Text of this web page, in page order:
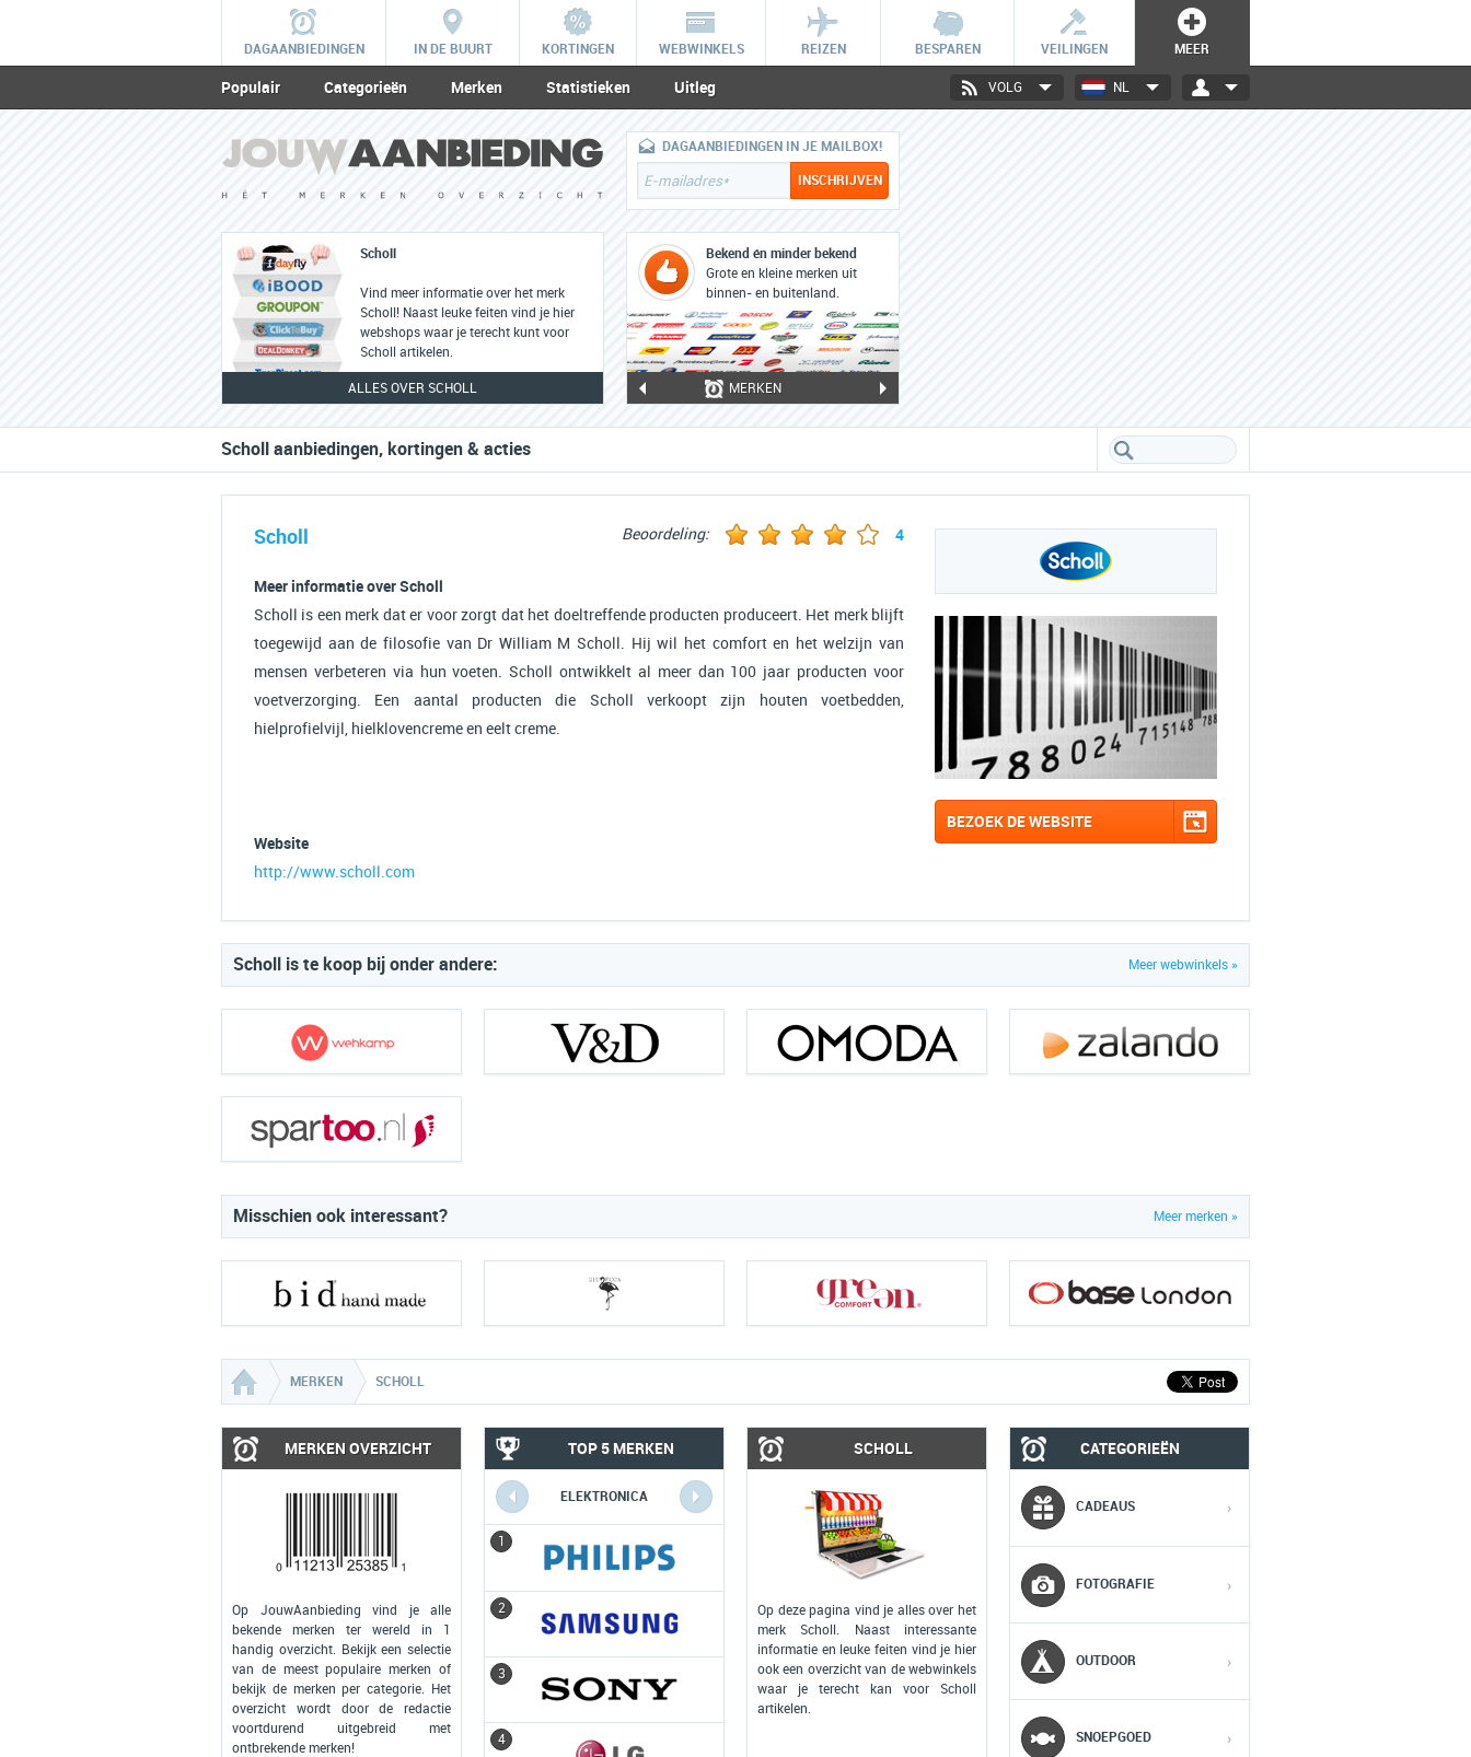
DAGAANBIEDINGEN IN DE BUURT KORTINGEN WEBWINKELS REIZEN BESPAREN VEILINGEN MEER
Populair Categorieën Merken Statistieken Uitleg NL
VOLG
Scholl
Vind meer informatie over het merk
Scholl! Naast leuke feiten vind je hier
webshops waar je terecht kunt voor
Scholl artikelen.
ALLES OVER SCHOLL
DAGAANBIEDINGEN IN JE MAILBOX!
Bekend én minder bekend
Grote en kleine merken uit
binnen- en buitenland.
MERKEN
Scholl aanbiedingen, kortingen & acties
Scholl Beoordeling: 4
Meer informatie over Scholl
Scholl is een merk dat er voor zorgt dat het doeltreffende producten produceert. Het merk blijft
toegewijd aan de filosofie van Dr William M Scholl. Hij wil het comfort en het welzijn van
mensen verbeteren via hun voeten. Scholl ontwikkelt al meer dan 100 jaar producten voor
voetverzorging. Een aantal producten die Scholl verkoopt zijn houten voetbedden,
hielprofielvijl, hielklovencreme en eelt creme.
Website
http://www.scholl.com
BEZOEK DE WEBSITE
Meer webwinkels »
Scholl is te koop bij onder andere:
Meer merken »
Misschien ook interessant?
MERKEN SCHOLL
MERKEN OVERZICHT
Op JouwAanbieding vind je alle
bekende merken ter wereld in 1
handig overzicht. Bekijk een selectie
van de meest populaire merken of
bekijk de merken per categorie. Het
overzicht wordt door de redactie
voortdurend uitgebreid met
ontbrekende merken!
TOP 5 MERKEN
ELEKTRONICA
1
2
3
4
COMPUTERS MOBIEL
2
3
SCHOLL
Op deze pagina vind je alles over het
merk Scholl. Naast interessante
informatie en leuke feiten vind je hier
ook een overzicht van de webwinkels
waar je terecht kan voor Scholl
artikelen.
CATEGORIEËN
CADEAUS ›
FOTOGRAFIE ›
OUTDOOR ›
SNOEPGOED ›